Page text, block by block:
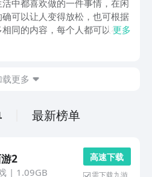
中都喜欢做的一件事情，在闲
可以让人变得放松，也可根据
同的内容，每个人都可以在抖
么软件剪辑视频比较好呢？今
更多
载更多
最新榜单
2
| 1.09GB
高 速 下 载
需下载九游